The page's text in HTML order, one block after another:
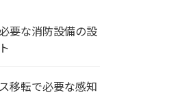
要な消防設備の設
移転で必要な感知